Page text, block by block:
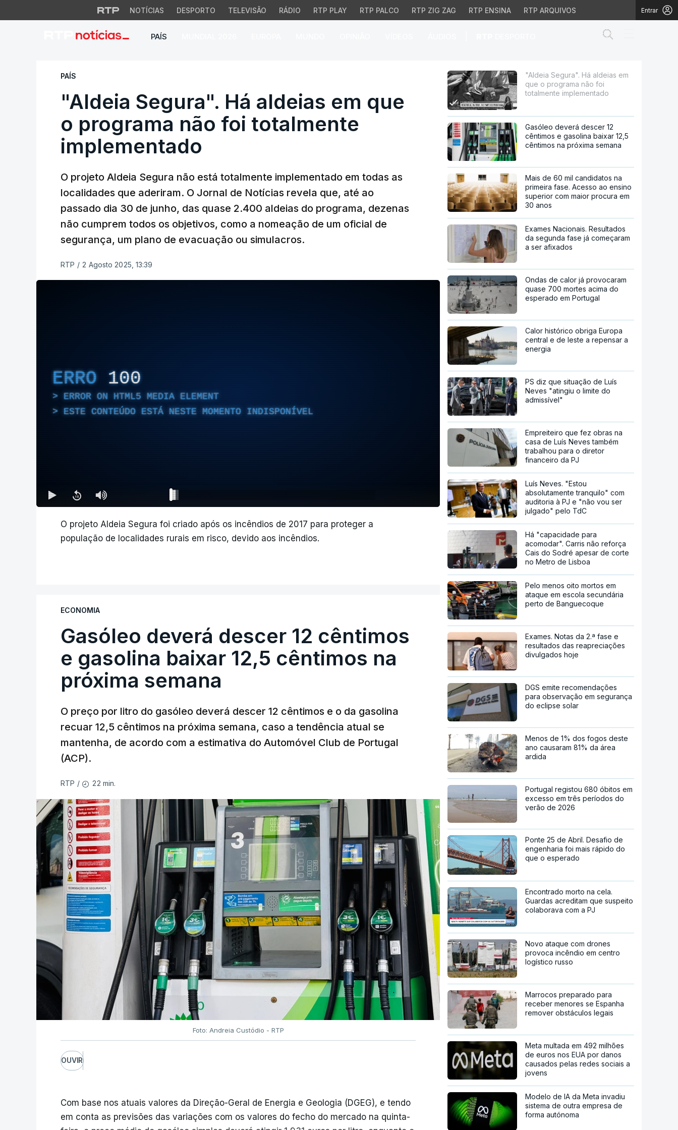
NOTÍCIAS DESPORTO TELEVISÃO RÁDIO RTP PLAY RTP PALCO RTP ZIG ZAG RTP ENSINA RTP ARQUIVOS Entrar
PAÍS
"Aldeia Segura". Há aldeias em que o programa não foi
PAÍS
"Aldeia Segura". Há aldeias em que
o programa não foi totalmente
implementado
O projeto Aldeia Segura não está totalmente implementado em todas as
localidades que aderiram. O Jornal de Notícias revela que, até ao
passado dia 30 de junho, das quase 2.400 aldeias do programa, dezenas
não cumprem todos os objetivos, como a nomeação de um oficial de
segurança, um plano de evacuação ou simulacros.
RTP / 2 Agosto 2025, 13:39
ERRO 100
ERROR ON HTML5 MEDIA ELEMENT
ESTE CONTEÚDO ESTÁ NESTE MOMENTO INDISPONÍVEL
O projeto Aldeia Segura foi criado após os incêndios de 2017 para proteger a
população de localidades rurais em risco, devido aos incêndios.
ECONOMIA
Gasóleo deverá descer 12 cêntimos
e gasolina baixar 12,5 cêntimos na
próxima semana
O preço por litro do gasóleo deverá descer 12 cêntimos e o da gasolina
recuar 12,5 cêntimos na próxima semana, caso a tendência atual se
mantenha, de acordo com a estimativa do Automóvel Club de Portugal
(ACP).
RTP / 22 min.
Foto: Andreia Custódio - RTP
OUVIR
Com base nos atuais valores da Direção-Geral de Energia e Geologia (DGEG), e tendo
em conta as previsões das variações com os valores do fecho do mercado na quinta-
"Aldeia Segura". Há aldeias em
que o programa não foi
totalmente implementado
Gasóleo deverá descer 12
cêntimos e gasolina baixar 12,5
cêntimos na próxima semana
Mais de 60 mil candidatos na
primeira fase. Acesso ao ensino
superior com maior procura em
30 anos
Exames Nacionais. Resultados
da segunda fase já começaram
a ser afixados
Ondas de calor já provocaram
quase 700 mortes acima do
esperado em Portugal
Calor histórico obriga Europa
central e de leste a repensar a
energia
PS diz que situação de Luís
Neves "atingiu o limite do
admissível"
Empreiteiro que fez obras na
casa de Luís Neves também
trabalhou para o diretor
financeiro da PJ
Luís Neves. "Estou
absolutamente tranquilo" com
auditoria à PJ e "não vou ser
julgado" pelo TdC
Há "capacidade para
acomodar". Carris não reforça
Cais do Sodré apesar de corte
no Metro de Lisboa
Pelo menos oito mortos em
ataque em escola secundária
perto de Banguecoque
Exames. Notas da 2.ª fase e
resultados das reapreciações
divulgados hoje
DGS emite recomendações
para observação em segurança
do eclipse solar
Menos de 1% dos fogos deste
ano causaram 81% da área
ardida
Portugal registou 680 óbitos em
excesso em três períodos do
verão de 2026
Ponte 25 de Abril. Desafio de
engenharia foi mais rápido do
que o esperado
Encontrado morto na cela.
Guardas acreditam que suspeito
colaborava com a PJ
Novo ataque com drones
provoca incêndio em centro
logístico russo
Marrocos preparado para
receber menores se Espanha
remover obstáculos legais
Meta multada em 492 milhões
de euros nos EUA por danos
causados pelas redes sociais a
jovens
Modelo de IA da Meta invadiu
sistema de outra empresa de
forma autónoma